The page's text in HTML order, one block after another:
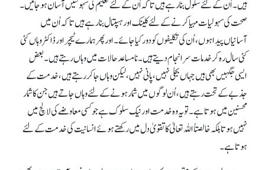
ہیں۔ اُن کے لئے سکول بنا رہے ہیں تا کہ اُن کے لئے تعلیم کی سہولتیں آسان ہو جائیں۔
صحت کی سہولیات مہیا کرنے کے لئے کلینک اور ہسپتال بنا رہے ہیں تا کہ اُن میں
آسانیاں پیدا ہوں، اُن کی تکلیفوں کو دور کیا جائے۔ اور پھر ہمارے ٹیچر اور ڈاکٹر وہاں کئی
کئی سال رہ کر خدمات سرانجام دیتے ہیں۔ نامساعد حالات میں وہاں رہتے ہیں۔ بعض
ایسی جگہیں بھی ہیں جہاں بجلی نہیں، پانی نہیں، لیکن وہاں جا کر رہتے ہیں، خدمت کے
جذبے کے تحت رہتے ہیں، اُن لوگوں میں شمار ہونے کے لئے وہاں جاتے ہیں جن کا شمار
محسنین میں ہوتا ہے۔ تو یہ وہ خدمت اور نیک سلوک ہے جو کسی معاوضے کی لالچ میں
نہیں ہوتا بلکہ خالصتاً اللہ تعالیٰ کا تقویٰ دل میں رکھتے ہوئے انسانیت کی خدمت کے لئے
ہوتا ہے۔